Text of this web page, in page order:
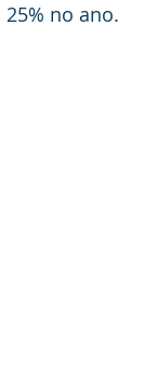
no ano.